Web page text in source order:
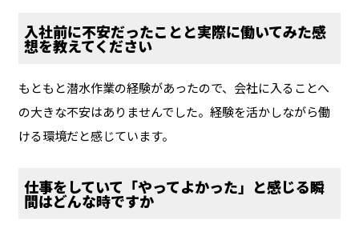
入社前に不安だったことと実際に働いてみた感
想を教えてください
もともと潜水作業の経験があったので、会社に入ることへ
の大きな不安はありませんでした。経験を活かしながら働
ける環境だと感じています。
仕事をしていて「やってよかった」と感じる瞬
間はどんな時ですか